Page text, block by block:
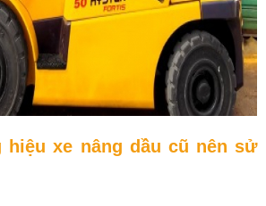
hiệu xe nâng dầu cũ nên sử